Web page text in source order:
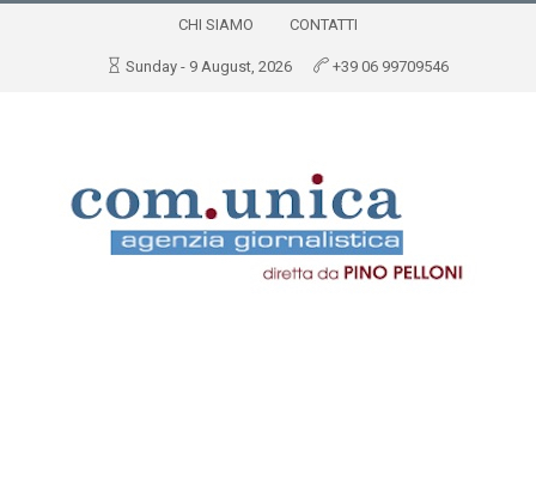
CHI SIAMO CONTATTI
Sunday - 9 August, 2026 +39 06 99709546